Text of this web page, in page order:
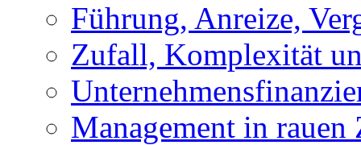
Führung, Anreize,
Zufall, Komplexität
Management in rauen